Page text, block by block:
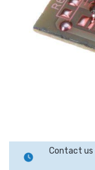
Contact us